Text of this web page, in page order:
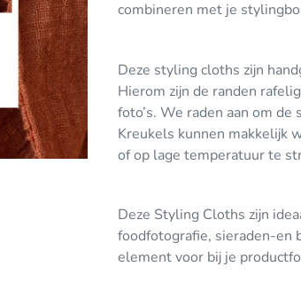
combineren met je
Deze styling cloths zijn
Hierom zijn de randen
foto’s. We raden aan om
Kreukels kunnen makkelijk
of op lage temperatuur te
Deze Styling Cloths zijn
foodfotografie, sieraden-en
element voor bij je